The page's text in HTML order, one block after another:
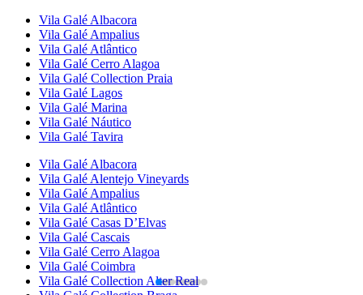
Vila Galé Albacora
Vila Galé Ampalius
Vila Galé Atlântico
Vila Galé Cerro Alagoa
Vila Galé Collection Praia
Vila Galé Lagos
Vila Galé Marina
Vila Galé Náutico
Vila Galé Tavira
Vila Galé Albacora
Vila Galé Alentejo Vineyards
Vila Galé Ampalius
Vila Galé Atlântico
Vila Galé Casas D’Elvas
Vila Galé Cascais
Vila Galé Cerro Alagoa
Vila Galé Coimbra
Vila Galé Collection Alter Real